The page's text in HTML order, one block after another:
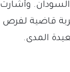
وأشارت
قاضية لفرص
المدى.